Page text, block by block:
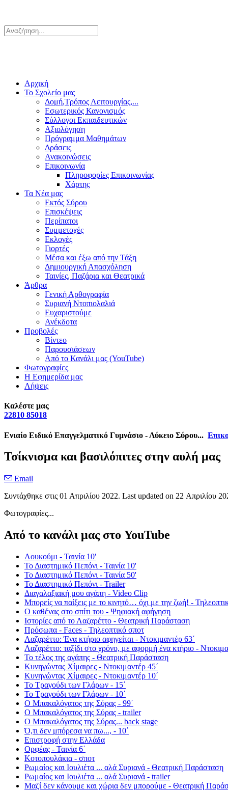
Αρχική
Το Σχολείο μας
Δομή,Τρόπος Λειτουργίας,...
Εσωτερικός Κανονισμός
Σύλλογοι Εκπαιδευτικών
Αξιολόγηση
Πρόγραμμα Μαθημάτων
Δράσεις
Ανακοινώσεις
Επικοινωνία
Πληροφορίες Επικοινωνίας
Χάρτης
Τα Νέα μας
Εκτός Σύρου
Επισκέψεις
Περίπατοι
Συμμετοχές
Εκλογές
Γιορτές
Μέσα και έξω από την Τάξη
Δημιουργική Απασχόληση
Ταινίες, Παζάρια και Θεατρικά
Άρθρα
Γενική Αρθογραφία
Συριανή Ντοπιολαλιά
Ευχαριστούμε
Ανέκδοτα
Προβολές
Βίντεο
Παρουσιάσεων
Από το Κανάλι μας (YouTube)
Φωτογραφίες
Η Εφημερίδα μας
Λήψεις
Καλέστε μας
22810 85018
Ενιαίο Ειδικό Επαγγελματικό Γυμνάσιο - Λύκειο Σύρου...
Τσίκνισμα και βασιλόπιτες στην αυλή μας
Email
Συντάχθηκε στις 01 Απριλίου 2022. Last updated on 22 Απριλίου
Φωτογραφίες...
Από το κανάλι μας στο YouTube
Λουκούμι - Ταινία 10'
Το Διαστημικό Πεπόνι - Ταινία 10'
Το Διαστημικό Πεπόνι - Ταινία 50'
Το Διαστημικό Πεπόνι - Trailer
Διαγαλαξιακή μου αγάπη - Video Clip
Μπορείς να παίξεις με το κινητό… όχι με την ζωή! -
Ο καθένας στο σπίτι του - Ψηφιακή αφήγηση
Ιστορίες από το Λαζαρέττο - Θεατρική Παράσταση
Πρόσωπα - Faces - Τηλεοπτικό σποτ
Λαζαρέττο: Ένα κτήριο αφηγείται - Ντοκιμαντέρ 63΄
Λαζαρέττο: ταξίδι στο χρόνο, με αφορμή ένα κτήριο -
Το τέλος της αγάπης - Θεατρική Παράσταση
Κυνηγώντας Χίμαιρες - Ντοκιμαντέρ 45΄
Κυνηγώντας Χίμαιρες - Ντοκιμαντέρ 10΄
Το Τραγούδι των Γλάρων - 15΄
Το Τραγούδι των Γλάρων - 10΄
Ο Μπακαλόγατος της Σύρας - 99΄
Ο Μπακαλόγατος της Σύρας - trailer
Ο Μπακαλόγατος της Σύρας... back stage
Ό,τι δεν μπόρεσα να πω..., - 10΄
Επιστροφή στην Ελλάδα
Ορφέας - Ταινία 6΄
Κοτοπουλάκια - σποτ
Ρωμαίος και Ιουλιέτα ... αλά Συριανά - Θεατρική Παράσταση
Ρωμαίος και Ιουλιέτα ... αλά Συριανά - trailer
Μαζί δεν κάνουμε και χώρια δεν μπορούμε - Θεατρική